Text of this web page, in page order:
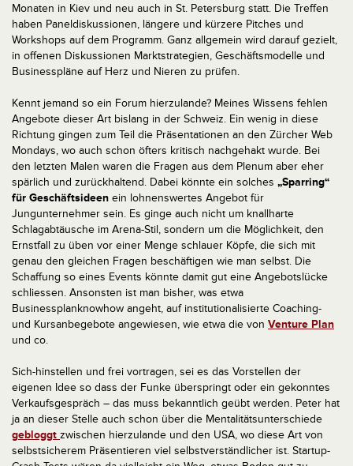
Monaten in Kiev und neu auch in St. Petersburg statt. Die Treffen
haben Paneldiskussionen, längere und kürzere Pitches und
Workshops auf dem Programm. Ganz allgemein wird darauf gezielt,
in offenen Diskussionen Marktstrategien, Geschäftsmodelle und
Businesspläne auf Herz und Nieren zu prüfen.
Kennt jemand so ein Forum hierzulande? Meines Wissens fehlen
Angebote dieser Art bislang in der Schweiz. Ein wenig in diese
Richtung gingen zum Teil die Präsentationen an den Zürcher Web
Mondays, wo auch schon öfters kritisch nachgehakt wurde. Bei
den letzten Malen waren die Fragen aus dem Plenum aber eher
spärlich und zurückhaltend. Dabei könnte ein solches „Sparring“
für Geschäftsideen ein lohnenswertes Angebot für
Jungunternehmer sein. Es ginge auch nicht um knallharte
Schlagabtäusche im Arena-Stil, sondern um die Möglichkeit, den
Ernstfall zu üben vor einer Menge schlauer Köpfe, die sich mit
genau den gleichen Fragen beschäftigen wie man selbst. Die
Schaffung so eines Events könnte damit gut eine Angebotslücke
schliessen. Ansonsten ist man bisher, was etwa
Businessplanknowhow angeht, auf institutionalisierte Coaching-
und Kursanbegebote angewiesen, wie etwa die von Venture Plan
und co.
Sich-hinstellen und frei vortragen, sei es das Vorstellen der
eigenen Idee so dass der Funke überspringt oder ein gekonntes
Verkaufsgespräch – das muss bekanntlich geübt werden. Peter hat
ja an dieser Stelle auch schon über die Mentalitätsunterschiede
gebloggt zwischen hierzulande und den USA, wo diese Art von
selbstsicherem Präsentieren viel selbstverständlicher ist. Startup-